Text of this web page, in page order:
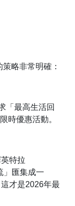
略非常明確：
「最高生活回
時優惠活動。
特拉
」匯集成一
才是2026年最